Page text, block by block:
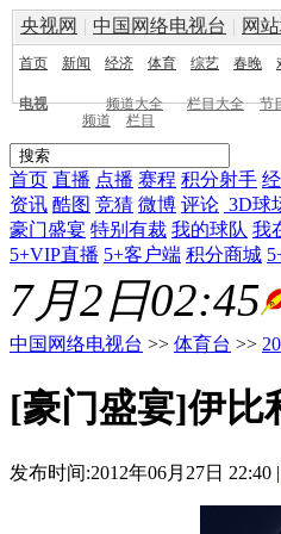
央视网 | 中国网络电视台 | 网
首页 新闻 经济 体育 综艺 春晚
电视 频道大全 栏目大全 节
频道
栏目
首页 直播 点播 赛程 积分射手
资讯 酷图 竞猜 微博 评论 3D球
豪门盛宴 特别有裁 我的球队 我
5+VIP直播 5+客户端 积分商城
7月2日02:45
中国网络电视台 >> 体育台 >>
[豪门盛宴]伊比
发布时间:2012年06月27日 22:40 |